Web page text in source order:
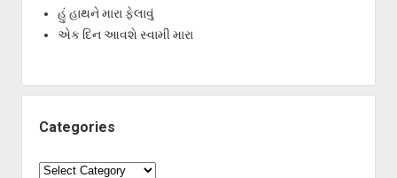
હું હાથને મારા ફેલાવું
એક દિન આવશે સ્વામી મારા
Categories
Categories